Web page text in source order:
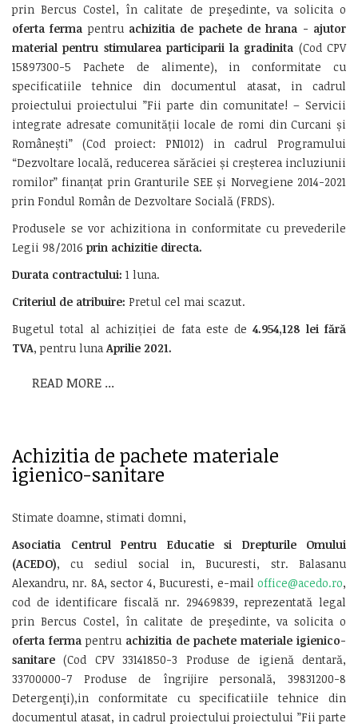
prin Bercus Costel, în calitate de preşedinte, va solicita o
oferta ferma pentru achizitia de pachete de hrana - ajutor
material pentru stimularea participarii la gradinita (Cod CPV
15897300-5 Pachete de alimente), in conformitate cu
specificatiile tehnice din documentul atasat, in cadrul
proiectului proiectului ”Fii parte din comunitate! – Servicii
integrate adresate comunității locale de romi din Curcani și
Românești” (Cod proiect: PN1012) in cadrul Programului
“Dezvoltare locală, reducerea sărăciei și creșterea incluziunii
romilor” finanțat prin Granturile SEE și Norvegiene 2014-2021
prin Fondul Român de Dezvoltare Socială (FRDS).
Produsele se vor achizitiona in conformitate cu prevederile
Legii 98/2016 prin achizitie directa.
Durata contractului: 1 luna.
Criteriul de atribuire: Pretul cel mai scazut.
Bugetul total al achiziției de fata este de4.954,128 lei fără
TVA, pentru luna Aprilie 2021.
READ MORE ...
Achizitia de pachete materiale
igienico-sanitare
Stimate doamne, stimati domni,
Asociatia Centrul Pentru Educatie si Drepturile Omului
(ACEDO), cu sediul social in, Bucuresti, str. Balasanu
Alexandru, nr. 8A, sector 4, Bucuresti, e-mail office@acedo.ro,
cod de identificare fiscală nr. 29469839, reprezentată legal
prin Bercus Costel, în calitate de preşedinte, va solicita o
oferta ferma pentru achizitia de pachete materiale igienico-
sanitare (Cod CPV 33141850-3 Produse de igienă dentară,
33700000-7 Produse de îngrijire personală, 39831200-8
Detergenţi),in conformitate cu specificatiile tehnice din
documentul atasat, in cadrul proiectului proiectului ”Fii parte